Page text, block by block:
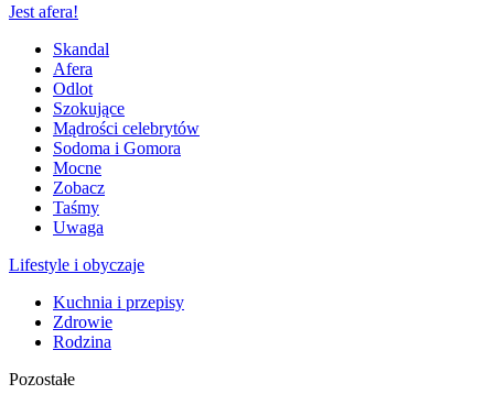
Jest afera!
Skandal
Afera
Odlot
Szokujące
Mądrości celebrytów
Sodoma i Gomora
Mocne
Zobacz
Taśmy
Uwaga
Lifestyle i obyczaje
Kuchnia i przepisy
Zdrowie
Rodzina
Pozostałe